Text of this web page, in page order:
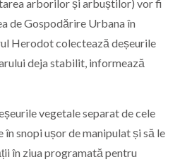
arborilor și arbuștilor) vor fi
de Gospodărire Urbana în
Herodot colectează deșeurile
deja stabilit, informează
vegetale separat de cele
în snopi ușor de manipulat și să le
în ziua programată pentru